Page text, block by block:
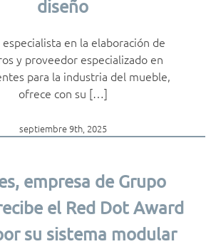
diseño
especialista en la elaboración de
y proveedor especializado en
para la industria del mueble,
ofrece con su […]
septiembre 9th, 2025
empresa de Grupo
el Red Dot Award
su sistema modular